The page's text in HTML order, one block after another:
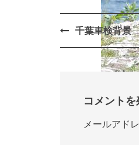
Post
navigation
千葉車検背景
コメントを
メールアド